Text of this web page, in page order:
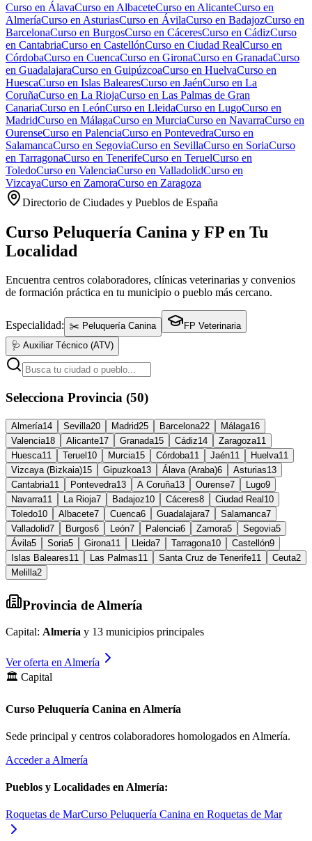
Curso en ÁlavaCurso en AlbaceteCurso en AlicanteCurso en
AlmeríaCurso en AsturiasCurso en ÁvilaCurso en BadajozCurso en
BarcelonaCurso en BurgosCurso en CáceresCurso en CádizCurso
en CantabriaCurso en CastellónCurso en Ciudad RealCurso en
CórdobaCurso en CuencaCurso en GironaCurso en GranadaCurso
en GuadalajaraCurso en GuipúzcoaCurso en HuelvaCurso en
HuescaCurso en Islas BalearesCurso en JaénCurso en La
CoruñaCurso en La RiojaCurso en Las Palmas de Gran
CanariaCurso en LeónCurso en LleidaCurso en LugoCurso en
MadridCurso en MálagaCurso en MurciaCurso en NavarraCurso en
OurenseCurso en PalenciaCurso en PontevedraCurso en
SalamancaCurso en SegoviaCurso en SevillaCurso en SoriaCurso
en TarragonaCurso en TenerifeCurso en TeruelCurso en
ToledoCurso en ValenciaCurso en ValladolidCurso en
VizcayaCurso en ZamoraCurso en Zaragoza
Directorio de Ciudades y Pueblos de España
Curso Peluquería Canina y FP en Tu
Localidad
Encuentra centros colaboradores, clínicas veterinarias y convenios
de formación práctica en tu municipio o pueblo más cercano.
Especialidad: ✂️ Peluquería Canina
FP Veterinaria
🩺 Auxiliar Técnico (ATV)
Selecciona Provincia (50)
Almería14 Sevilla20 Madrid25 Barcelona22 Málaga16
Valencia18 Alicante17 Granada15 Cádiz14 Zaragoza11
Huesca11 Teruel 10 Murcia15 Córdoba11 Jaén11 Huelva11
Vizcaya (Bizkaia)15 Gipuzkoa13 Álava (Araba)6 Asturias13
Cantabria11 Pontevedra13 A Coruña13 Ourense7 Lugo9
Navarra11 La Rioja7 Badajoz10 Cáceres8 Ciudad Real 10
Toledo10 Albacete7 Cuenca6 Guadalajara7 Salamanca7
Valladolid7 Burgos6 León7 Palencia6 Zamora5 Segovia5
Ávila5 Soria5 Girona11 Lleida7 Tarragona10 Castellón9
Islas Baleares11 Las Palmas11 Santa Cruz de Tenerife11 Ceuta2
Melilla2
Provincia de Almería
Capital: Almería y 13 municipios principales
Ver oferta en Almería
🏛️ Capital
Curso Peluquería Canina en Almería
Sede principal y centros colaboradores homologados en Almería.
Acceder a Almería
Pueblos y Localidades en Almería:
Roquetas de MarCurso Peluquería Canina en Roquetas de Mar